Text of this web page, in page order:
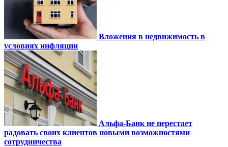
Вложения в недвижимость в
условиях инфляции
Альфа-Банк не перестает
радовать своих клиентов новыми возможностями
сотрудничества